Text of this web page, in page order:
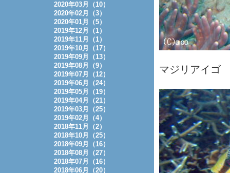
マジリアイゴ
2020年03月（10）
2020年02月（3）
2020年01月（5）
2019年12月（1）
2019年11月（1）
2019年10月（17）
2019年09月（13）
2019年08月（9）
2019年07月（12）
2019年06月（24）
2019年05月（19）
2019年04月（21）
2019年03月（25）
2019年02月（4）
2018年11月（2）
2018年10月（25）
2018年09月（16）
2018年08月（27）
2018年07月（16）
2018年06月（20）